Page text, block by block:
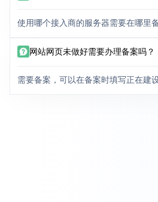
使用哪个接入商的服务器需要在哪里
网站网页未做好需要办理备案吗？
需要备案，可以在备案时填写正在建